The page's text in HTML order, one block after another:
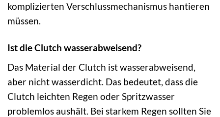
komplizierten Verschlussmechanismus hantieren
müssen.
Ist die Clutch wasserabweisend?
Das Material der Clutch ist wasserabweisend,
aber nicht wasserdicht. Das bedeutet, dass die
Clutch leichten Regen oder Spritzwasser
problemlos aushält. Bei starkem Regen sollten Sie